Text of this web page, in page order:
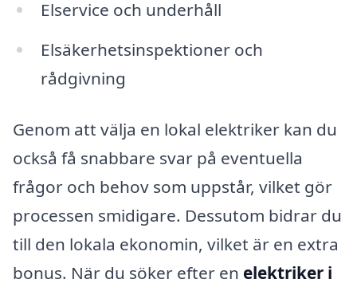
Elservice och underhåll
Elsäkerhetsinspektioner och
rådgivning
Genom att välja en lokal elektriker kan du
också få snabbare svar på eventuella
frågor och behov som uppstår, vilket gör
processen smidigare. Dessutom bidrar du
till den lokala ekonomin, vilket är en extra
bonus. När du söker efter en elektriker i